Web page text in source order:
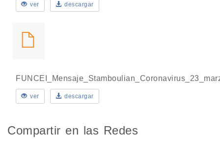
ver descargar
ver descargar
Compartir en las Redes